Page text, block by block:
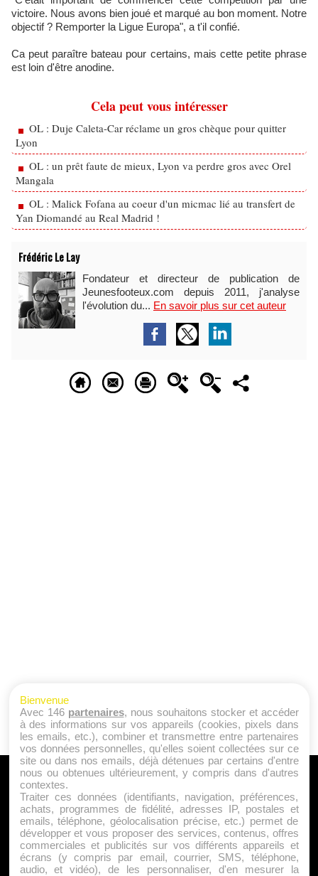
victoire. Nous avons bien joué et marqué au bon moment. Notre
objectif ? Remporter la Ligue Europa", a t'il confié.
Ca peut paraître bateau pour certains, mais cette petite phrase
est loin d'être anodine.
Cela peut vous intéresser
OL : Duje Caleta-Car réclame un gros chèque pour quitter
Lyon
OL : un prêt faute de mieux, Lyon va perdre gros avec Orel
Mangala
OL : Malick Fofana au coeur d'un micmac lié au transfert de
Yan Diomandé au Real Madrid !
Frédéric Le Lay
Fondateur et directeur de publication de
Jeunesfooteux.com depuis 2011, j'analyse
l'évolution du... En savoir plus sur cet auteur
A PROPOS
Qui sommes nous ?
Mentions Légales
Publicité
Politique de Cookies
Bienvenue
Avec 146 partenaires, nous souhaitons stocker et accéder
à des informations sur vos appareils (cookies, pixels dans
les emails, etc.), combiner et transmettre entre partenaires
vos données personnelles, qu'elles soient collectées sur ce
site ou dans nos emails, déjà détenues par certains d'entre
nous ou obtenues ultérieurement, y compris dans d'autres
contextes.
Traiter ces données (identifiants, navigation, préférences,
achats, programmes de fidélité, adresses IP, postales et
emails, téléphone, géolocalisation précise, etc.) permet de
développer et vous proposer des services, contenus, offres
commerciales et publicités sur vos différents appareils et
écrans (y compris par email, courrier, SMS, téléphone,
audio, et vidéo), de les personnaliser, d'en mesurer la